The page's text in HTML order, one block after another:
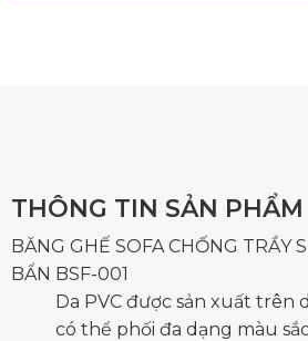
THÔNG TIN SẢN PHẨM
BĂNG GHẾ SOFA CHỐNG TRẦY
BẨN BSF-001
Da PVC được sản xuất trên
có thể phối đa dạng màu